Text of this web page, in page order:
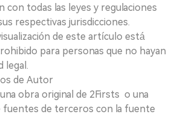
con todas las leyes y regulaciones
respectivas jurisdicciones.
de este artículo está
para personas que no hayan
legal.
de Autor
obra original de 2Firsts o una
fuentes de terceros con la fuente